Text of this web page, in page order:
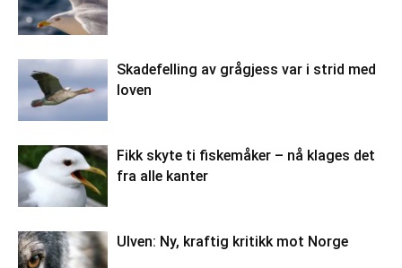
Skadefelling av grågjess var i strid med
loven
Fikk skyte ti fiskemåker – nå klages det
fra alle kanter
Ulven: Ny, kraftig kritikk mot Norge